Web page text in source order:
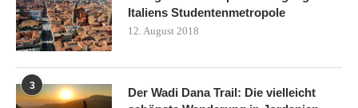
Italiens Studentenmetropole
12. August 2018
3
Der Wadi Dana Trail: Die vielleicht